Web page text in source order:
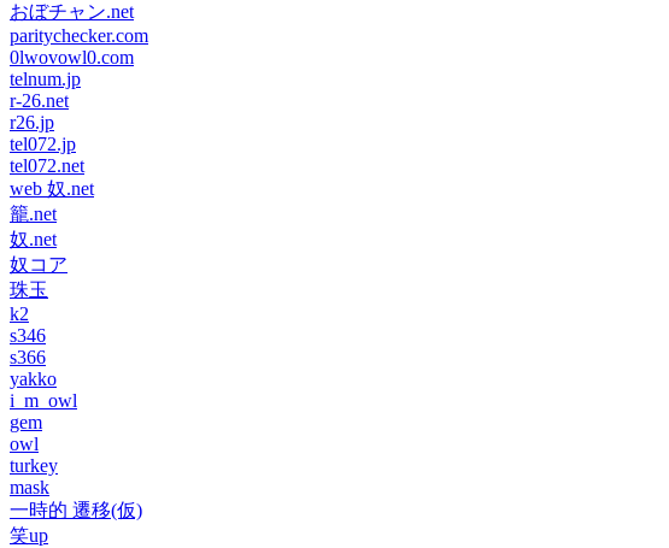
おぼチャン.net
paritychecker.com
0lwovowl0.com
telnum.jp
r-26.net
r26.jp
tel072.jp
tel072.net
web 奴.net
籠.net
奴.net
奴コア
珠玉
k2
s346
s366
yakko
i_m_owl
gem
owl
turkey
mask
一時的 遷移(仮)
笑up